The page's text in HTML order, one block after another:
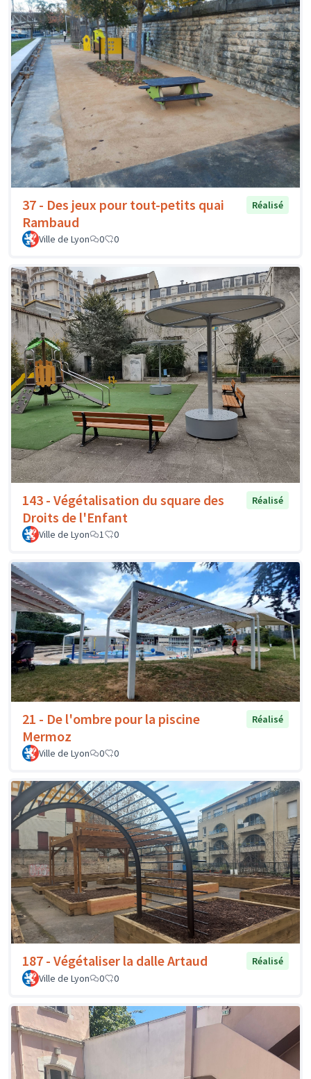
37 - Des jeux pour tout-petits quai
Rambaud
Réalisé
Ville de Lyon 0 0
143 - Végétalisation du square des
Droits de l'Enfant
Réalisé
Ville de Lyon 1 0
21 - De l'ombre pour la piscine
Mermoz
Réalisé
Ville de Lyon 0 0
187 - Végétaliser la dalle Artaud
Réalisé
Ville de Lyon
0 0